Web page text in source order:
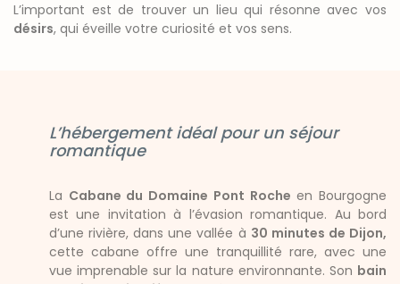
L’important est de trouver un lieu qui résonne avec vos
désirs, qui éveille votre curiosité et vos sens.
L’hébergement idéal pour un séjour
romantique
La Cabane du Domaine Pont Roche en Bourgogne
est une invitation à l’évasion romantique. Au bord
d’une rivière, dans une vallée à 30 minutes de Dijon,
cette cabane offre une tranquillité rare, avec une
vue imprenable sur la nature environnante. Son bain